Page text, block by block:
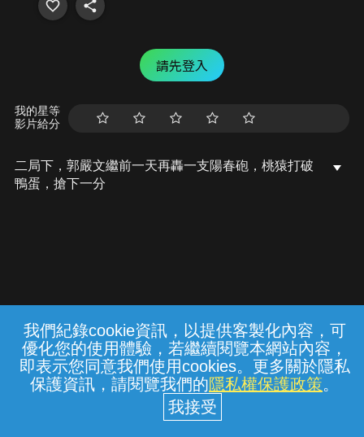
我們紀錄cookie資訊，以提供客製化內容，可
優化您的使用體驗，若繼續閱覽本網站內容，
即表示您同意我們使用cookies。更多關於隱私
保護資訊，請閱覽我們的隱私權保護政策。
請先登入
我的星等
影片給分
二局下，郭嚴文繼前一天再轟一支陽春砲，桃猿打破
鴨蛋，搶下一分
常見問題 線上客服 服務條款 隱私權保護
中華電信股份有限公司個人家庭分公司
(統一編號：96979949) © 2026
{{notifyMsg}}